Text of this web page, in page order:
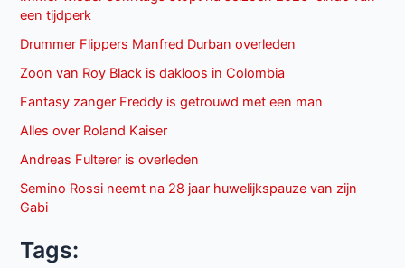
een tijdperk
Drummer Flippers Manfred Durban overleden
Zoon van Roy Black is dakloos in Colombia
Fantasy zanger Freddy is getrouwd met een man
Alles over Roland Kaiser
Andreas Fulterer is overleden
Semino Rossi neemt na 28 jaar huwelijkspauze van zijn
Gabi
Tags: